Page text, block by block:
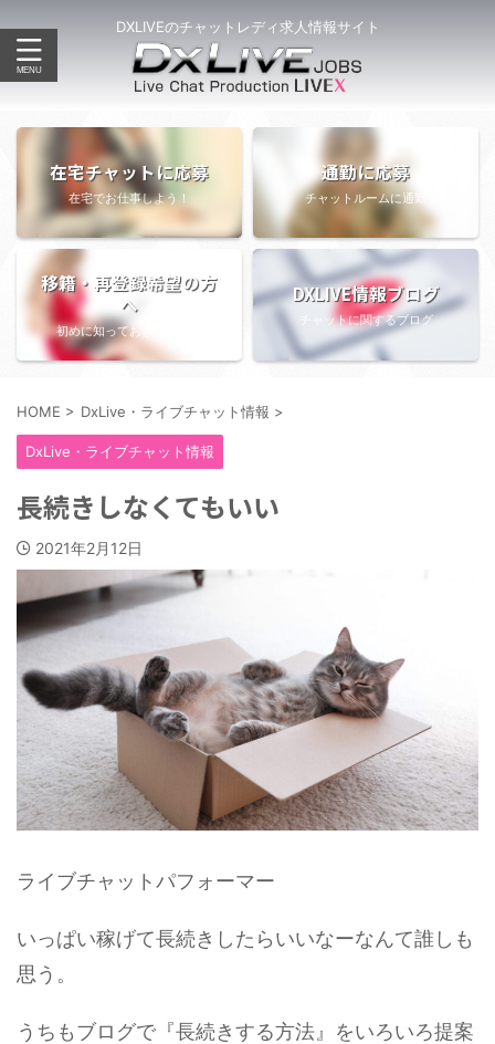
DXLIVEのチャットレディ求人情報サイト
在宅チャットに応募
在宅でお仕事しよう！
通勤に応募
チャットルームに通勤
移籍・再登録希望の方
へ
初めに知っておきたい情報
DXLIVE情報ブログ
チャットに関するブログ
HOME > DxLive・ライブチャット情報 >
DxLive・ライブチャット情報
長続きしなくてもいい
2021年2月12日
ライブチャットパフォーマー
いっぱい稼げて長続きしたらいいなーなんて誰しも
思う。
うちもブログで『長続きする方法』をいろいろ提案